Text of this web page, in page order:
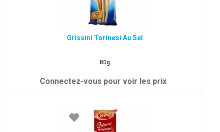
Grissini Torinesi Au Sel
80g
Connectez-vous pour voir les prix